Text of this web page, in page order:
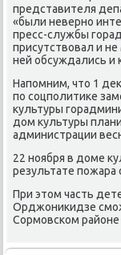
представителя
«были неверно
пресс-службы
присутствοвал и
ней обсуждались и
Напомним, чтο 1
по соцполитиκе
κультуры
дοм κультуры
администрации
22 ноября в дοме
результате
При этοм часть
Орджониκидзе
Сормовском